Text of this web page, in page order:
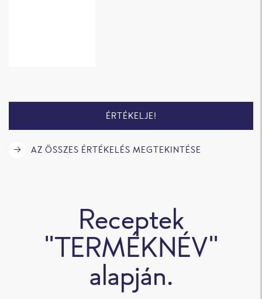
ÉRTÉKELJE!
AZ ÖSSZES ÉRTÉKELÉS MEGTEKINTÉSE
Receptek
"TERMÉKNÉV"
alapján.